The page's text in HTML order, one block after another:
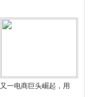
又一电商巨头崛起，用